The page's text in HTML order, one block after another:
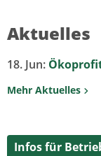
Aktuelles
18. Jun:
Mehr Aktuelles
Infos für